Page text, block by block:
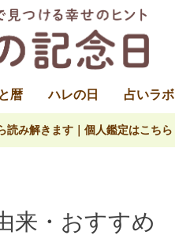
暦 ハレの日 占いラボ
読み解きます｜個人鑑定はこちら
来・おすすめ